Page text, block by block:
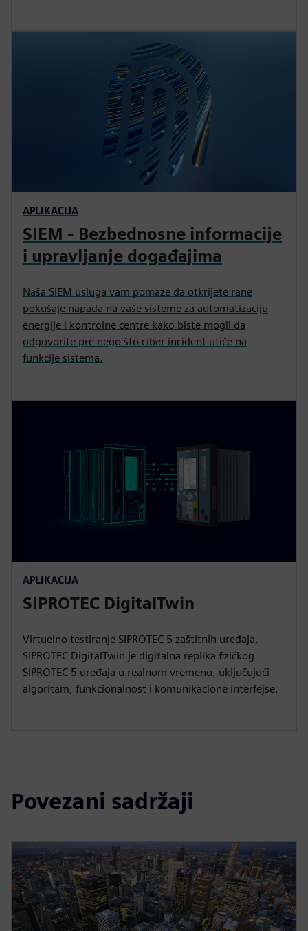
APLIKACIJA
SIEM - Bezbednosne informacije
i upravljanje događajima
Naša SIEM usluga vam pomaže da otkrijete rane
pokušaje napada na vaše sisteme za automatizaciju
energije i kontrolne centre kako biste mogli da
odgovorite pre nego što ciber incident utiče na
funkcije sistema.
APLIKACIJA
SIPROTEC DigitalTwin
Virtuelno testiranje SIPROTEC 5 zaštitnih uređaja.
SIPROTEC DigitalTwin je digitalna replika fizičkog
SIPROTEC 5 uređaja u realnom vremenu, uključujući
algoritam, funkcionalnost i komunikacione interfejse.
Povezani sadržaji